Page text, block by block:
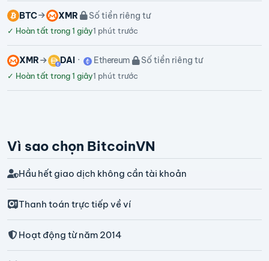
BTC XMR Số tiền riêng tư
✓ Hoàn tất trong 1 giây1 phút trước
XMR DAI Ethereum Số tiền riêng tư
✓ Hoàn tất trong 1 giây1 phút trước
Vì sao chọn BitcoinVN
Hầu hết giao dịch không cần tài khoản
Thanh toán trực tiếp về ví
Hoạt động từ năm 2014